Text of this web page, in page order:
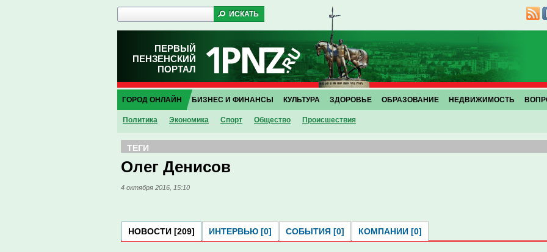
ПЕРВЫЙ
ПЕНЗЕНСКИЙ
ПОРТАЛ
ГОРОД ОНЛАЙН
Политика Экономика Спорт Общество Проиcшествия
БИЗНЕС И ФИНАНСЫ КУЛЬТУРА ЗДОРОВЬЕ ОБРАЗОВАНИЕ НЕДВИЖИМОСТЬ
ТЕГИ
Олег Денисов
4 октября 2016, 15:10
НОВОСТИ [209] ИНТЕРВЬЮ [0] СОБЫТИЯ [0] КОМПАНИИ [0]